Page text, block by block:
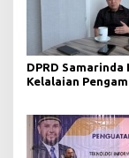
DPRD Samarinda
Kelalaian